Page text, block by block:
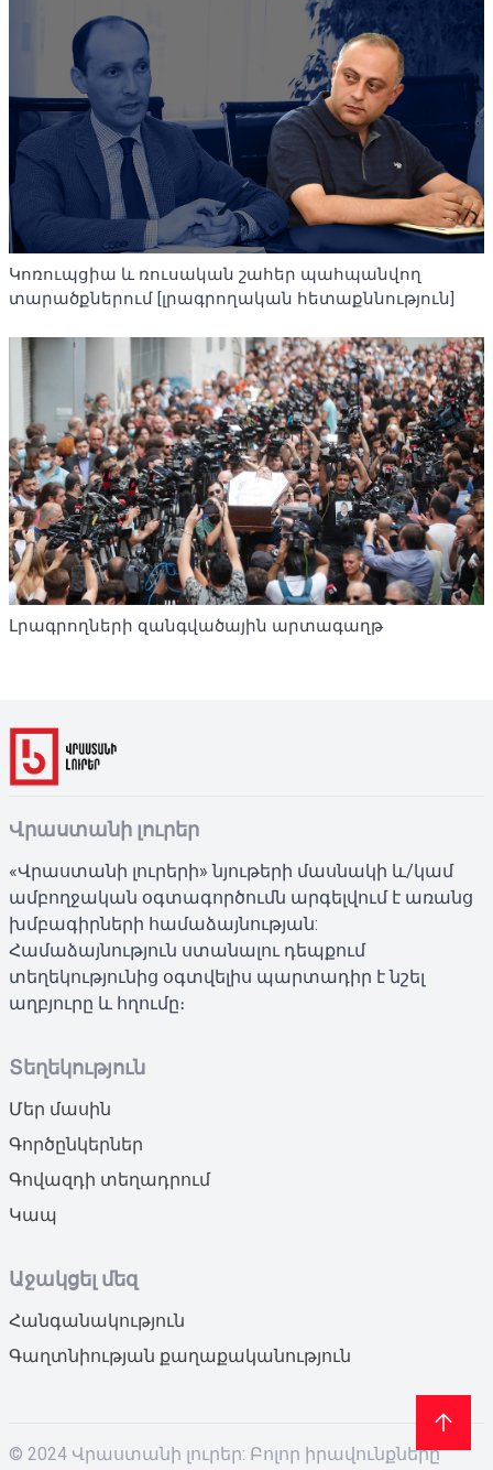
Կոռուպցիա և ռուսական շահեր պահպանվող
տարածքներում [լրագրողական հետաքննություն]
Լրագրողների զանգվածային արտագաղթ
Վրաստանի լուրեր
«Վրաստանի լուրերի» նյութերի մասնակի և/կամ
ամբողջական օգտագործումն արգելվում է առանց
խմբագիրների համաձայնության:
Համաձայնություն ստանալու դեպքում
տեղեկությունից օգտվելիս պարտադիր է նշել
աղբյուրը և հղումը։
Տեղեկություն
Մեր մասին
Գործընկերներ
Գովազդի տեղադրում
Կապ
Աջակցել մեզ
Հանգանակություն
Գաղտնիության քաղաքականություն
© 2024 Վրաստանի լուրեր: Բոլոր իրավունքները